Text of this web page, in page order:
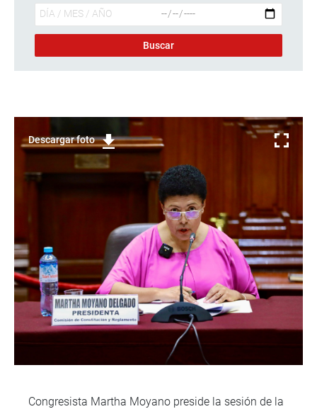
Descargar foto
Congresista Martha Moyano preside la sesión de la